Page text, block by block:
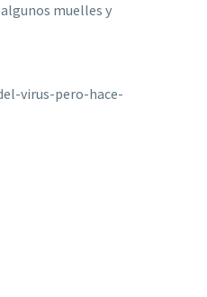
muelles y
virus-pero-hace-